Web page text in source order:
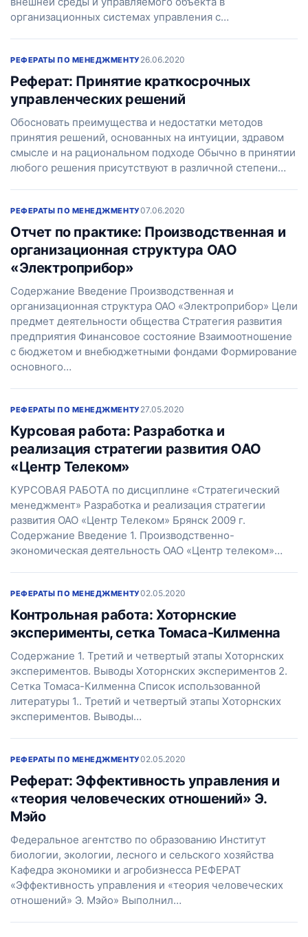
организационных системах управления с…
РЕФЕРАТЫ ПО МЕНЕДЖМЕНТУ26.06.2020
Реферат: Принятие краткосрочных
управленческих решений
Обосновать преимущества и недостатки методов
принятия решений, основанных на интуиции, здравом
смысле и на рациональном подходе Обычно в принятии
любого решения присутствуют в различной степени…
РЕФЕРАТЫ ПО МЕНЕДЖМЕНТУ07.06.2020
Отчет по практике: Производственная и
организационная структура ОАО
«Электроприбор»
Содержание Введение Производственная и
организационная структура ОАО «Электроприбор» Цели
предмет деятельности общества Стратегия развития
предприятия Финансовое состояние Взаимоотношение
с бюджетом и внебюджетными фондами Формирование
основного…
РЕФЕРАТЫ ПО МЕНЕДЖМЕНТУ27.05.2020
Курсовая работа: Разработка и
реализация стратегии развития ОАО
«Центр Телеком»
КУРСОВАЯ РАБОТА по дисциплине «Стратегический
менеджмент» Разработка и реализация стратегии
развития ОАО «Центр Телеком» Брянск 2009 г.
Содержание Введение 1. Производственно-
экономическая деятельность ОАО «Центр телеком»…
РЕФЕРАТЫ ПО МЕНЕДЖМЕНТУ02.05.2020
Контрольная работа: Хоторнские
эксперименты, сетка Томаса-Килменна
Содержание 1. Третий и четвертый этапы Хоторнских
экспериментов. Выводы Хоторнских экспериментов 2.
Сетка Томаса-Килменна Список использованной
литературы 1.. Третий и четвертый этапы Хоторнских
экспериментов. Выводы…
РЕФЕРАТЫ ПО МЕНЕДЖМЕНТУ02.05.2020
Реферат: Эффективность управления и
«теория человеческих отношений» Э.
Мэйо
Федеральное агентство по образованию Институт
биологии, экологии, лесного и сельского хозяйства
Кафедра экономики и агробизнесса РЕФЕРАТ
«Эффективность управления и «теория человеческих
отношений» Э. Мэйо» Выполнил…